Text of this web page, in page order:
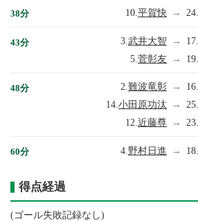
38分 10. 平賀快 → 24.
43分 3. 武井大智 → 17.
5. 菅彰友 → 19.
48分 2. 難波竜彰 → 16.
14. 小田原功汰 → 25.
12. 近藤尊 → 23.
60分 4. 野村日進 → 18.
得点経過
(ゴール失敗記録なし)